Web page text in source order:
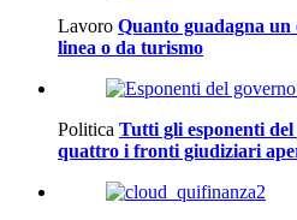
Lavoro Quanto guadagna
linea o da turismo
Politica Tutti gli esponenti
quattro i fronti giudiziari